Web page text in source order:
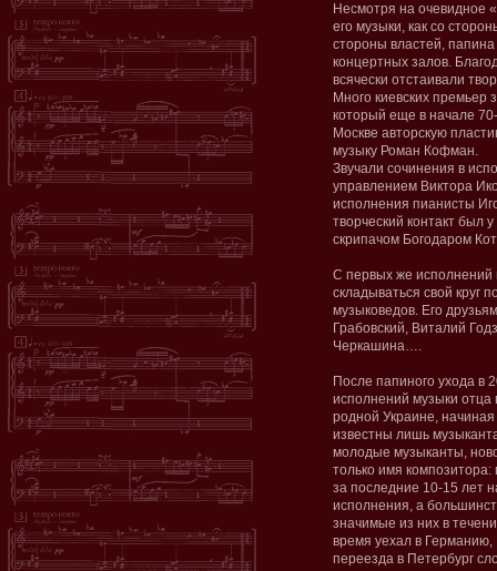
Несмотря на очевидное
его музыки, как со
стороны властей,
концертных залов.
всячески отстаивали
Много киевских премьер
который еще в начале
Москве авторскую
музыку Роман Кофман.
Звучали сочинения в
управлением Виктора
исполнения пианисты
творческий контакт был
скрипачом Богодаром
С первых же исполнений
складываться свой круг
музыковедов. Его
Грабовский, Виталий
Черкашина….
После папиного ухода в
исполнений музыки отца
родной Украине,
известны лишь
молодые музыканты,
только имя композитора:
за последние 10-15 лет
исполнения, а
значимые из них в
время уехал в Германию,
переезда в Петербург